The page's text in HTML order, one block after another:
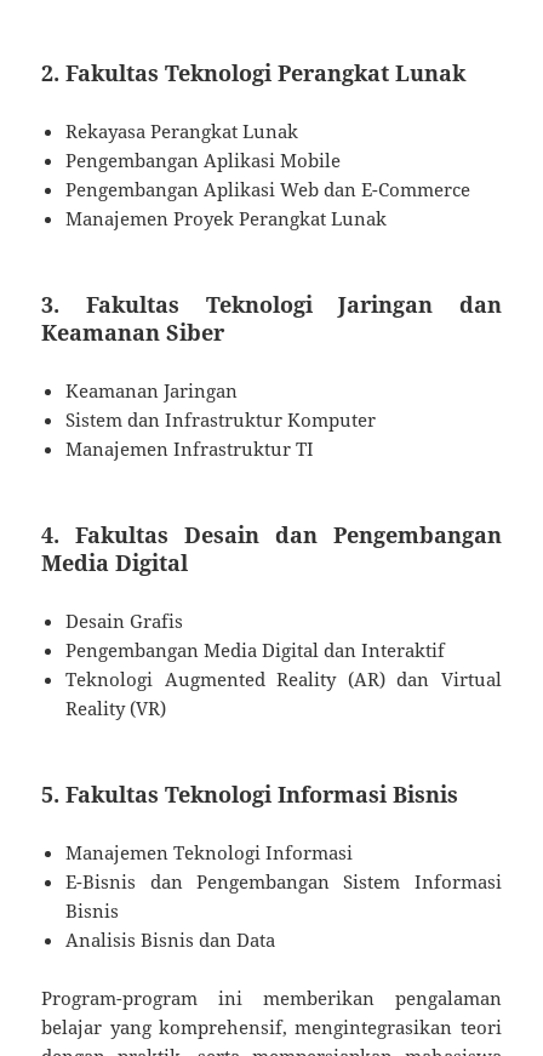
2. Fakultas Teknologi Perangkat Lunak
Rekayasa Perangkat Lunak
Pengembangan Aplikasi Mobile
Pengembangan Aplikasi Web dan E-Commerce
Manajemen Proyek Perangkat Lunak
3. Fakultas Teknologi Jaringan dan
Keamanan Siber
Keamanan Jaringan
Sistem dan Infrastruktur Komputer
Manajemen Infrastruktur TI
4. Fakultas Desain dan Pengembangan
Media Digital
Desain Grafis
Pengembangan Media Digital dan Interaktif
Teknologi Augmented Reality (AR) dan Virtual
Reality (VR)
5. Fakultas Teknologi Informasi Bisnis
Manajemen Teknologi Informasi
E-Bisnis dan Pengembangan Sistem Informasi
Bisnis
Analisis Bisnis dan Data
Program-program ini memberikan pengalaman
belajar yang komprehensif, mengintegrasikan teori